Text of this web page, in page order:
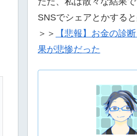
SNSでシェアとかすると
＞＞
【悲報】お金の診
果が悲惨だった